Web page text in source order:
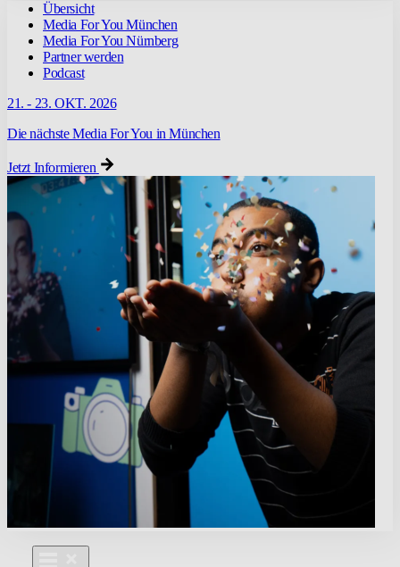
Übersicht
Media For You München
Media For You Nürnberg
Partner werden
Podcast
21. - 23. OKT. 2026
Die nächste Media For You in München
Jetzt Informieren